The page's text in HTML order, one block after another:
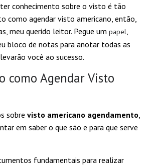
conhecimento sobre o visto é tão
como agendar visto americano, então,
meu querido leitor. Pegue um papel
bloco de notas para anotar todas as
você ao sucesso.
como Agendar Visto
sobre visto americano agendamento,
em saber o que são e para que serve
fundamentais para realizar